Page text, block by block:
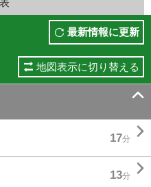
最新情報に更新
地図表示に切り替える

17分 
13分 